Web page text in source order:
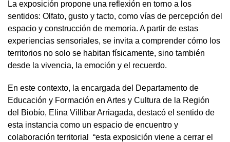
La exposición propone una reflexión en torno a los
sentidos: Olfato, gusto y tacto, como vías de percepción del
espacio y construcción de memoria. A partir de estas
experiencias sensoriales, se invita a comprender cómo los
territorios no solo se habitan físicamente, sino también
desde la vivencia, la emoción y el recuerdo.
En este contexto, la encargada del Departamento de
Educación y Formación en Artes y Cultura de la Región
del Biobío, Elina Villibar Arriagada, destacó el sentido de
esta instancia como un espacio de encuentro y
colaboración territorial “esta exposición viene a cerrar el